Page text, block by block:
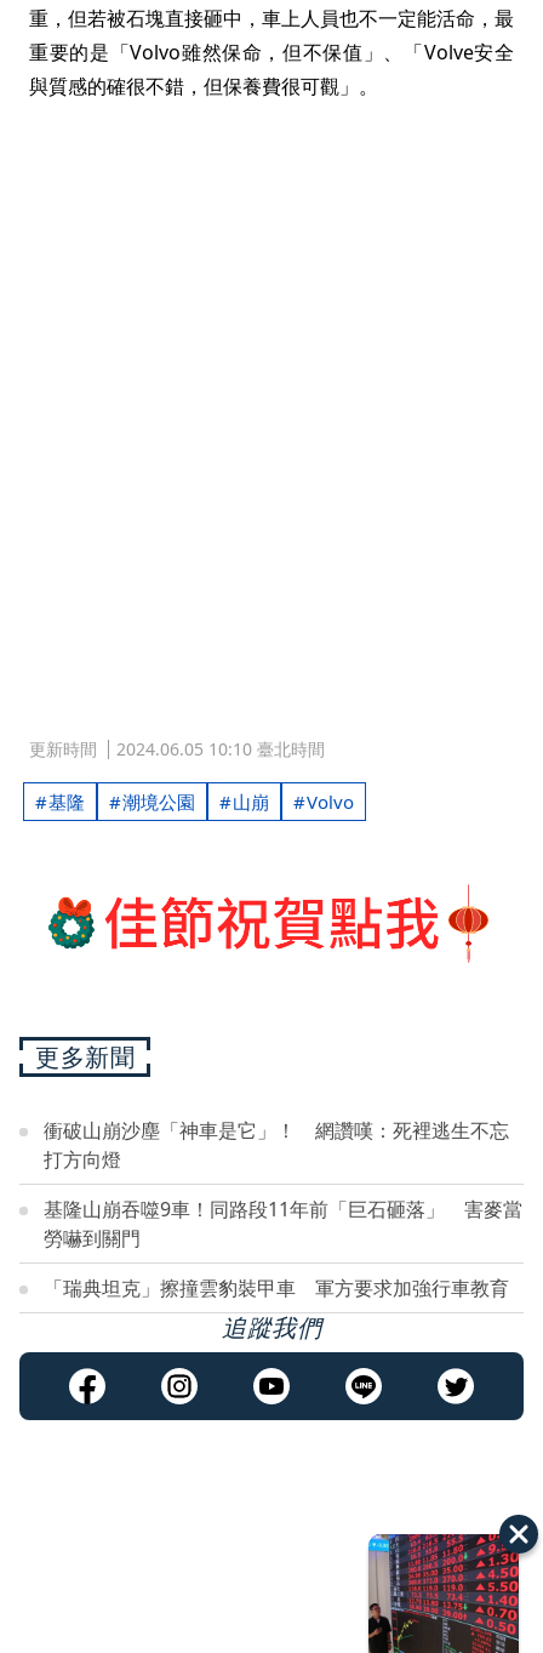
重，但若被石塊直接砸中，車上人員也不一定能活命，最
重要的是「Volvo雖然保命，但不保值」、「Volve安全
與質感的確很不錯，但保養費很可觀」。
更新時間 2024.06.05 10:10 臺北時間
基隆 潮境公園 山崩 Volvo
更多新聞
衝破山崩沙塵「神車是它」！ 網讚嘆：死裡逃生不忘
打方向燈
基隆山崩吞噬9車！同路段11年前「巨石砸落」 害麥當
勞嚇到關門
「瑞典坦克」擦撞雲豹裝甲車 軍方要求加強行車教育
追蹤我們